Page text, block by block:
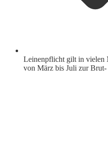
Leinenpflicht gilt in vielen
von März bis Juli zur Brut-